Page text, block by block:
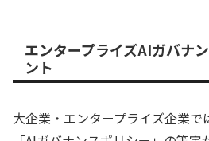
エンタープライズAIガバナ
ント
大企業・エンタープライズ企業で